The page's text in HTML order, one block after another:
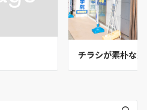
チラシが素朴な